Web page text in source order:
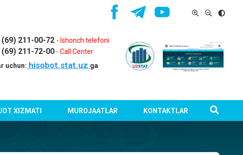
(69) 211-00-72 - Ishonch telefoni
(69) 211-72-00- Call Center
uchun: hisobot.stat.uz ga
XIZMATI MUROJAATLAR KONTAKTLAR